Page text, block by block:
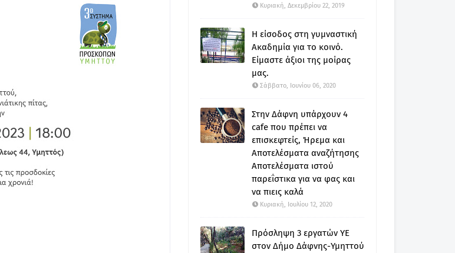
Κυριακή, Δεκεμβρίου 22, 2019
Η είσοδος στη γυμναστική
Ακαδημία για το κοινό.
Είμαστε άξιοι της μοίρας
μας.
Σάββατο, Ιουνίου 06, 2020
Στην Δάφνη υπάρχουν 4
cafe που πρέπει να
επισκεφτείς, Ήρεμα και
Αποτελέσματα αναζήτησης
Αποτελέσματα ιστού
παρεΐστικα για να φας και
να πιεις καλά
Κυριακή, Ιουλίου 12, 2020
Πρόσληψη 3 εργατών ΥΕ
στον Δήμο Δάφνης-Υμηττού